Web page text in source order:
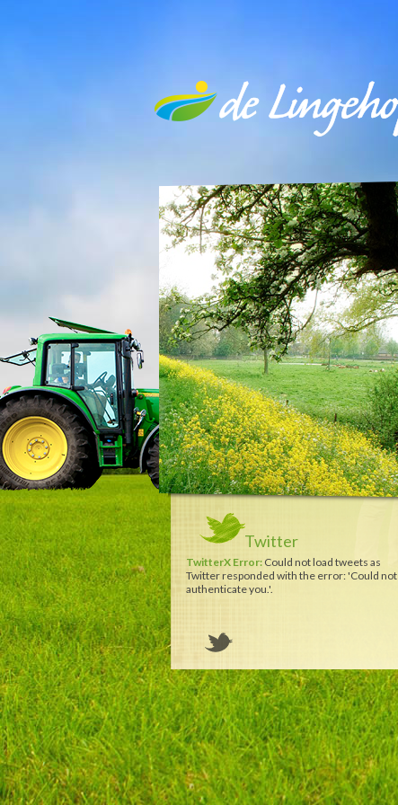
Twitter
TwitterX Error: Could not load tweets as
Twitter responded with the error: 'Could not
authenticate you.'.